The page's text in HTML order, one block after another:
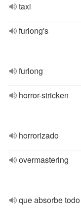
taxi
furlong's
furlong
horror-stricken
horrorizado
overmastering
que absorbe todo